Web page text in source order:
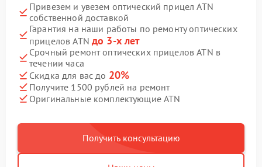
Привезем и увезем оптический прицел ATN
собственной доставкой
Гарантия на наши работы по ремонту оптических
прицелов ATN до 3-х лет
Срочный ремонт оптических прицелов ATN в
течении часа
Скидка для вас до 20%
Получите 1500 рублей на ремонт
Оригинальные комплектующие ATN
Получить консультацию